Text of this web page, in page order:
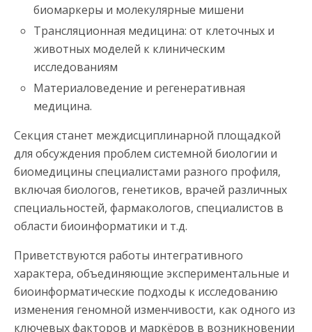
биомаркеры и молекулярные мишени
Трансляционная медицина: от клеточных и
животных моделей к клиническим
исследованиям
Материаловедение и регенеративная
медицина.
Секция станет междисциплинарной площадкой
для обсуждения проблем системной биологии и
биомедицины специалистами разного профиля,
включая биологов, генетиков, врачей различных
специальностей, фармакологов, специалистов в
области биоинформатики и т.д.
Приветствуются работы интегративного
характера, объединяющие экспериментальные и
биоинформатические подходы к исследованию
изменения геномной изменчивости, как одного из
ключевых факторов и маркёров в возникновении